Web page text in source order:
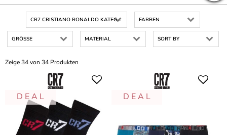
CR7 CRISTIANO RONALDO KATEGORIE FARBEN
GRÖSSE MATERIAL SORT BY
Zeige 34 von 34 Produkten
D E A L D E A L